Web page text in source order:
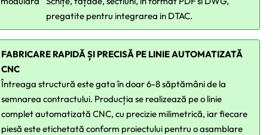
pregatite pentru integrarea in DTAC.
FABRICARE RAPIDĂ ȘI PRECISĂ PE LINIE AUTOMATIZATĂ
CNC
Întreaga structură este gata în doar 6-8 săptămâni de la
semnarea contractului. Producția se realizează pe o linie
complet automatizată CNC, cu precizie milimetrică, iar fiecare
piesă este etichetată conform proiectului pentru o asamblare